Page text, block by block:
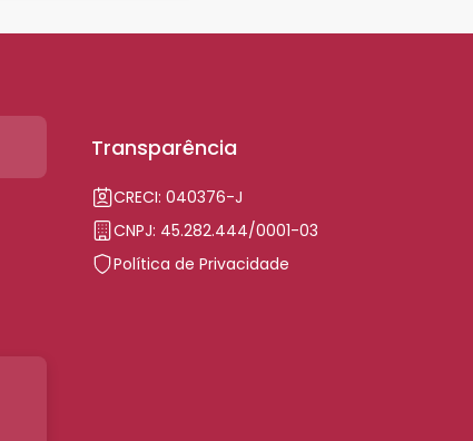
Transparência
CRECI: 040376-J
CNPJ: 45.282.444/0001-03
Política de Privacidade